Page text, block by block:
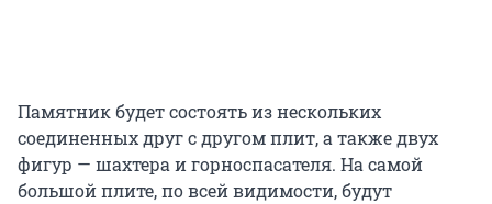
Памятник будет состоять из нескольких
соединенных друг с другом плит, а также двух
фигур — шахтера и горноспасателя. На самой
большой плите, по всей видимости, будут